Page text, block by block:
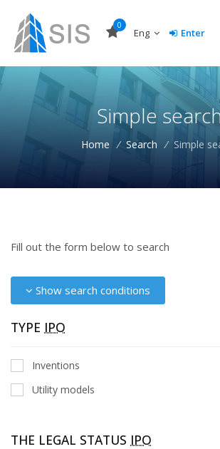
0
Eng Enter
Simple
Home / Search / Simple
Fill out the form below to search
Show search conditions
TYPE IPO
Inventions
Utility models
THE LEGAL STATUS IPO